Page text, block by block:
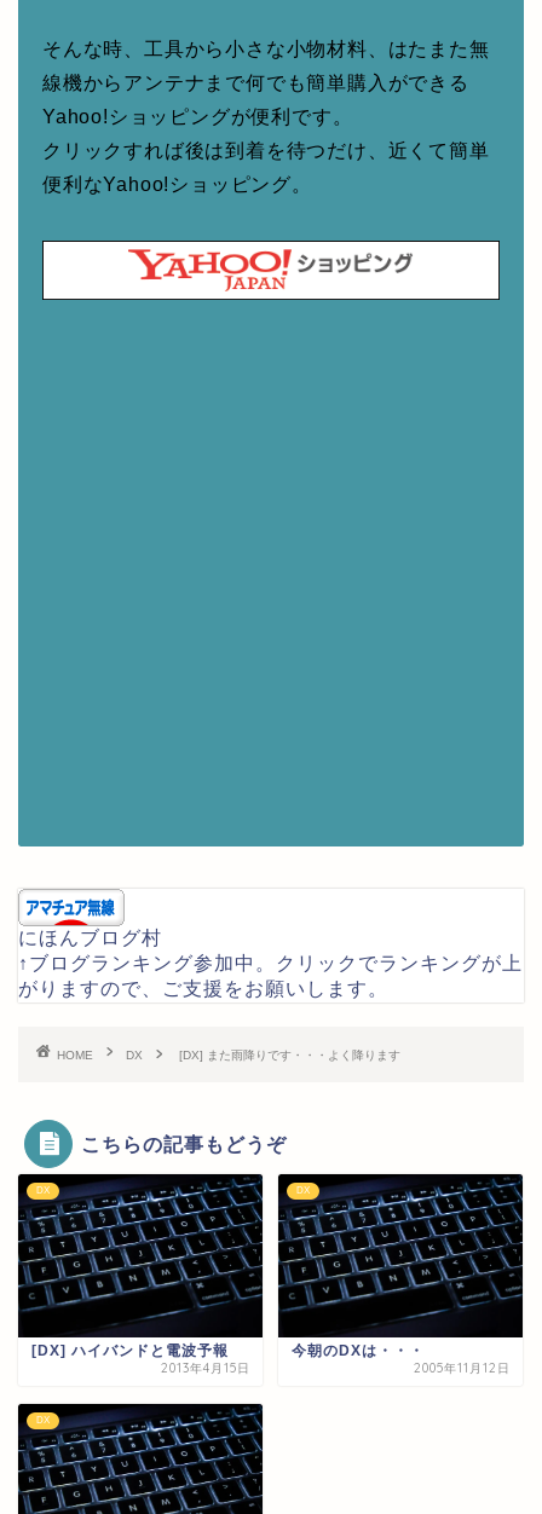
そんな時、工具から小さな小物材料、はたまた無
線機からアンテナまで何でも簡単購入ができる
Yahoo!ショッピングが便利です。
クリックすれば後は到着を待つだけ、近くて簡単
便利なYahoo!ショッピング。
にほんブログ村
↑ブログランキング参加中。クリックでランキングが上
がりますので、ご支援をお願いします。
HOME DX [DX] また雨降りです・・・よく降ります
こちらの記事もどうぞ
DX
[DX] ハイバンドと電波予報
2013年4月15日
DX
今朝のDXは・・・
2005年11月12日
DX